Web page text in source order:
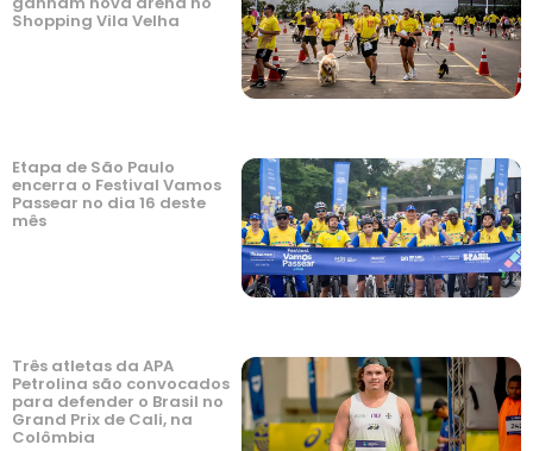
Shopping Vila Velha
Etapa de São Paulo
encerra o Festival Vamos
Passear no dia 16 deste
mês
Três atletas da APA
Petrolina são convocados
para defender o Brasil no
Grand Prix de Cali, na
Colômbia